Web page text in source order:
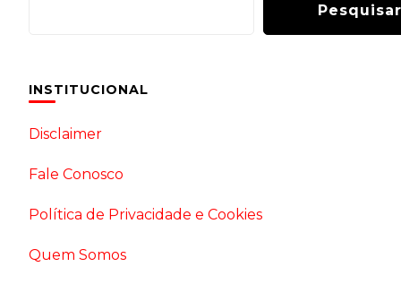
Pesquisar
INSTITUCIONAL
Disclaimer
Fale Conosco
Política de Privacidade e Cookies
Quem Somos